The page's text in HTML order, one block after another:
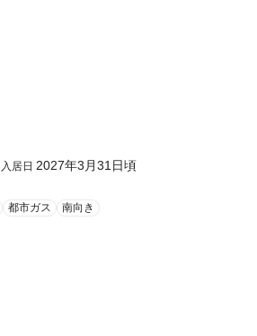
入居日 2027年3月31日頃
都市ガス 南向き